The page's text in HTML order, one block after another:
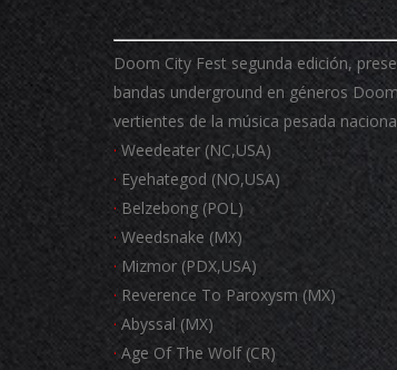
Doom City Fest segunda edición,
bandas underground en géneros
vertientes de la música pesada
· Weedeater (NC,USA)
· Eyehategod (NO,USA)
·Belzebong (POL)
· Weedsnake (MX)
· Mizmor (PDX,USA)
· Reverence To Paroxysm (MX)
· Abyssal (MX)
· Age Of The Wolf (CR)